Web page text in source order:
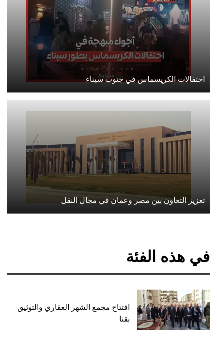
احتفالات الكريسماس في جنوب سيناء
تعزيز التعاون بين مصر وعمان في مجال النقل
في هذه الفئة
افتتاح مجمع الشهر العقاري والتوثيق
بقنا